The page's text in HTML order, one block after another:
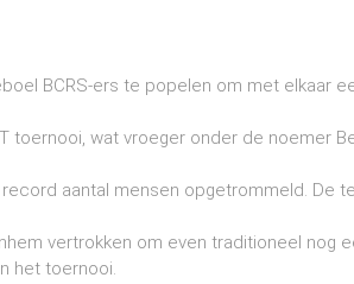
BCRS-ers te popelen om met elkaar
toernooi, wat vroeger onder de noemer
aantal mensen opgetrommeld. De
vertrokken om even traditioneel nog
het toernooi.